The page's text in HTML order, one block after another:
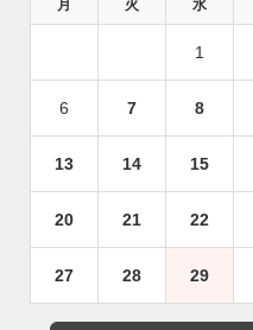
月 火 水
1
6 7 8
13 14 15
20 21 22
27 28 29